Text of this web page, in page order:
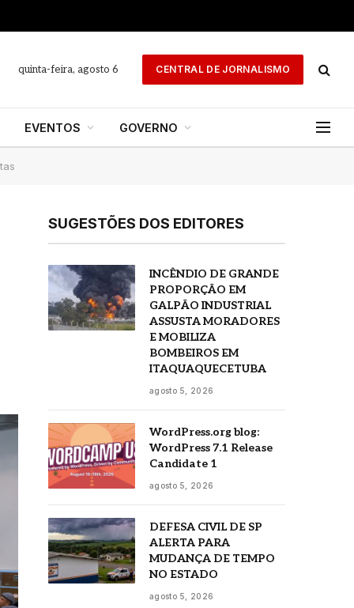
quinta-feira, agosto 6 CENTRAL DE JORNALISMO
EVENTOS GOVERNO
SUGESTÕES DOS EDITORES
INCÊNDIO DE GRANDE
PROPORÇÃO EM
GALPÃO INDUSTRIAL
ASSUSTA MORADORES
E MOBILIZA
BOMBEIROS EM
ITAQUAQUECETUBA
agosto 5, 2026
WordPress.org blog:
WordPress 7.1 Release
Candidate 1
agosto 5, 2026
DEFESA CIVIL DE SP
ALERTA PARA
MUDANÇA DE TEMPO
NO ESTADO
agosto 5, 2026